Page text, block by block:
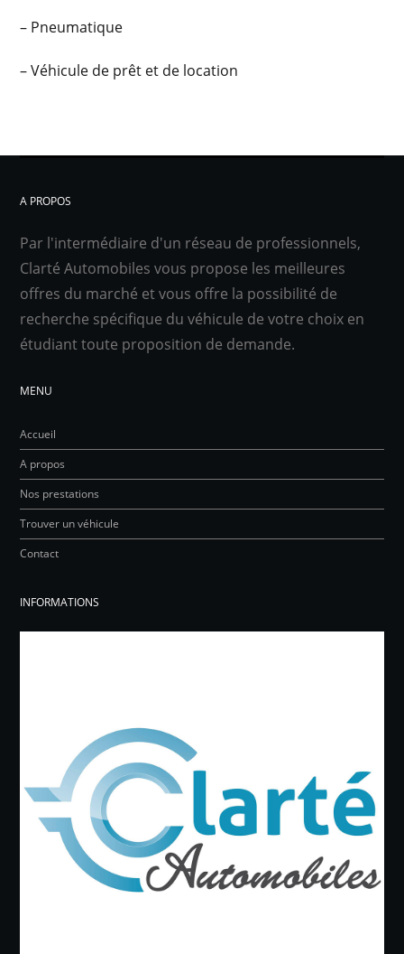
– Pneumatique
– Véhicule de prêt et de location
A PROPOS
Par l'intermédiaire d'un réseau de professionnels,
Clarté Automobiles vous propose les meilleures
offres du marché et vous offre la possibilité de
recherche spécifique du véhicule de votre choix en
étudiant toute proposition de demande.
MENU
Accueil
A propos
Nos prestations
Trouver un véhicule
Contact
INFORMATIONS